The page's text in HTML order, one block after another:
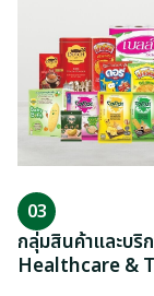
03
กลุ่มสินค้าและบริ
Healthcare &